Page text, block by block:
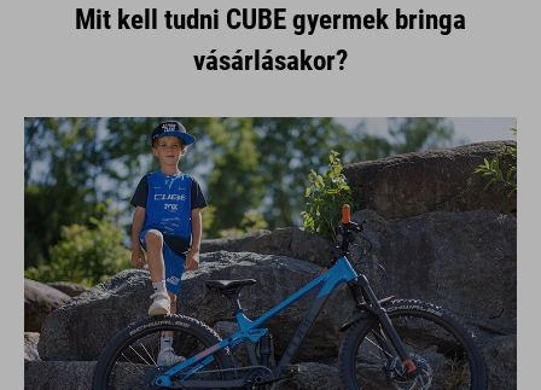
Mit kell tudni CUBE gyermek bringa
vásárlásakor?